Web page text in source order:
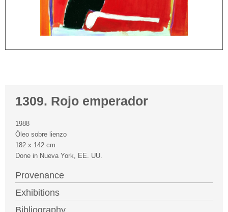
1309. Rojo emperador
1988
Óleo sobre lienzo
182 x 142 cm
Done in Nueva York, EE. UU.
Provenance
Exhibitions